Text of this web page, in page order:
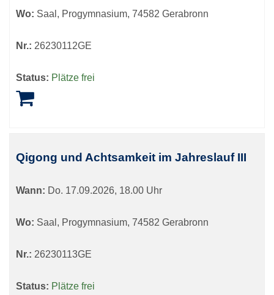
Wo: Saal, Progymnasium, 74582 Gerabronn
Nr.: 26230112GE
Status: Plätze frei
Qigong und Achtsamkeit im Jahreslauf III
Wann: Do. 17.09.2026, 18.00 Uhr
Wo: Saal, Progymnasium, 74582 Gerabronn
Nr.: 26230113GE
Status: Plätze frei